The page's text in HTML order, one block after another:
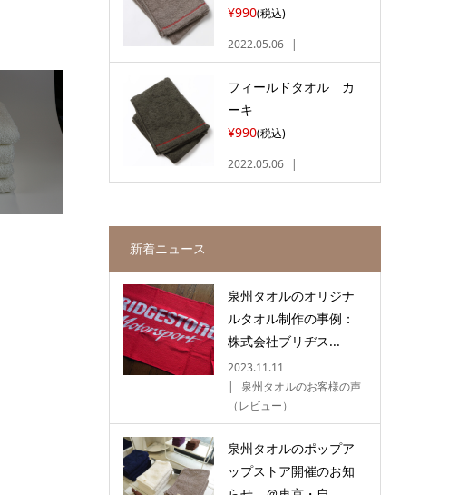
¥990(税込)
2022.05.06
フィールドタオル カ
ーキ
¥990(税込)
2022.05.06
新着ニュース
泉州タオルのオリジナ
ルタオル制作の事例：
株式会社ブリヂス...
2023.11.11
泉州タオルのお客様の声
（レビュー）
泉州タオルのポップア
ップストア開催のお知